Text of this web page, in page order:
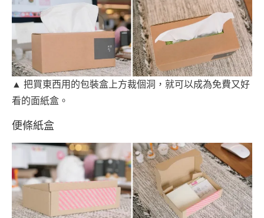
▲ 把買東西用的包裝盒上方裁個洞，就可以成為免費又好
看的面紙盒。
便條紙盒